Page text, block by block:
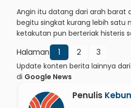
Angin itu datang dari arah barat
begitu singkat kurang lebih satu
ketakutan pun berteriak histeris
Halaman 1 2 3
Update konten berita lainnya dari
di Google News
Penulis